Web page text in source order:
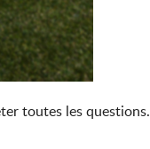
toutes les questions.